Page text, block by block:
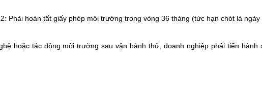
Phải hoàn tất giấy phép môi trường trong vòng 36 tháng (tức hạn chót là ngày
hoặc tác động môi trường sau vận hành thử, doanh nghiệp phải tiến hành